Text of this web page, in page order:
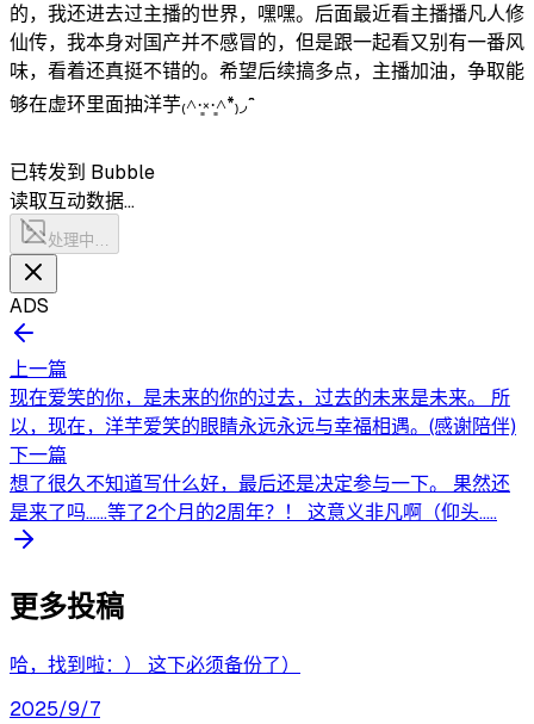
的，我还进去过主播的世界，嘿嘿。后面最近看主播播凡人修
仙传，我本身对国产并不感冒的，但是跟一起看又别有一番风
味，看着还真挺不错的。希望后续搞多点，主播加油，争取能
够在虚环里面抽洋芋₍˄·͈༝·͈˄*₎◞ ̑̑
已转发到 Bubble
读取互动数据…
处理中…
ADS
上一篇
现在爱笑的你，是未来的你的过去，过去的未来是未来。 所
以，现在，洋芋爱笑的眼睛永远永远与幸福相遇。(感谢陪伴)
下一篇
想了很久不知道写什么好，最后还是决定参与一下。 果然还
是来了吗......等了2个月的2周年？！ 这意义非凡啊（仰头.....
更多投稿
哈，找到啦：） 这下必须备份了）
2025/9/7